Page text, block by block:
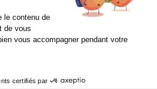
Sur Youtube
Facebook
CGV